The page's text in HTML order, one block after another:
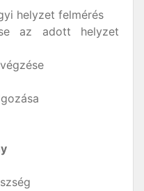
helyzet felmérés
az adott helyzet